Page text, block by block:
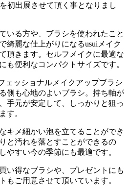
初出展させて頂く事となりまし
いる方や、ブラシを使われたこと
綺麗な仕上がりになるusuiメイク
頂きます。セルフメイクに最適な
も便利なコンパクトサイズです。
ェッショナルメイクアップブラシ
側も心地のよいブラシ。持ち軸が
手元が安定して、しっかりと狙っ
す。
キメ細かい泡を立てることができ
と汚れを落とすことができるの
やすい今の季節にも最適です。
い得なブラシや、プレゼントにも
もご用意させて頂いています。